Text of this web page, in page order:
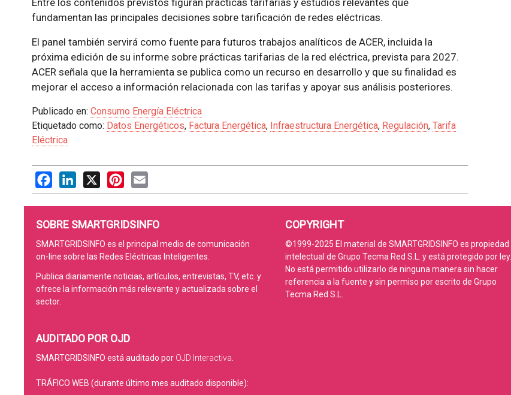
fundamentan las principales decisiones sobre tarificación de redes eléctricas.
El panel también servirá como fuente para futuros trabajos analíticos de ACER, incluida la
próxima edición de su informe sobre prácticas tarifarias de la red eléctrica, prevista para 2027.
ACER señala que la herramienta se publica como un recurso en desarrollo y que su finalidad es
mejorar el acceso a información relacionada con las tarifas y apoyar sus análisis posteriores.
Publicado en: Consumo Energía Eléctrica
Etiquetado como: Datos Energéticos, Factura Energética, Infraestructura Energética, Regulación, Tarifa
Eléctrica
FacebookLinkedIn
X PinterestEmail
SOBRE SMARTGRIDSINFO
SMARTGRIDSINFO es el principal medio de comunicación
on-line sobre las Redes Eléctricas Inteligentes.
Publica diariamente noticias, artículos, entrevistas, TV, etc. y
ofrece la información más relevante y actualizada sobre el
sector.
AUDITADO POR OJD
SMARTGRIDSINFO está auditado por OJD Interactiva
TRÁFICO WEB (durante último mes auditado disponible):
COPYRIGHT
©1999-2025 El material de SMARTGRIDSINFO es propiedad
intelectual de Grupo Tecma Red S.L. y está protegido por ley.
No está permitido utilizarlo de ninguna manera sin hacer
referencia a la fuente y sin permiso por escrito de Grupo
Tecma Red S.L.